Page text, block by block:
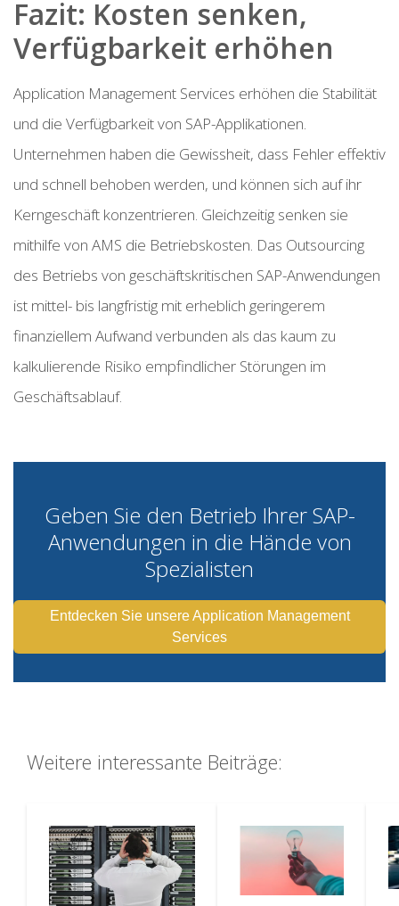
Fazit: Kosten senken,
Verfügbarkeit erhöhen
Application Management Services erhöhen die Stabilität
und die Verfügbarkeit von SAP-Applikationen.
Unternehmen haben die Gewissheit, dass Fehler effektiv
und schnell behoben werden, und können sich auf ihr
Kerngeschäft konzentrieren. Gleichzeitig senken sie
mithilfe von AMS die Betriebskosten. Das Outsourcing
des Betriebs von geschäftskritischen SAP-Anwendungen
ist mittel- bis langfristig mit erheblich geringerem
finanziellem Aufwand verbunden als das kaum zu
kalkulierende Risiko empfindlicher Störungen im
Geschäftsablauf.
Geben Sie den Betrieb Ihrer SAP-
Anwendungen in die Hände von
Spezialisten
Entdecken Sie unsere Application Management
Services
Weitere interessante Beiträge: